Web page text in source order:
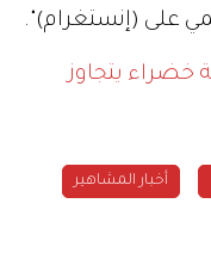
على (إنستغرام)".
خضراء يتجاوز
أخبار المشاهير